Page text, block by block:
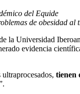
del Equide
de obesidad al
la Universidad
evidencia
tienen